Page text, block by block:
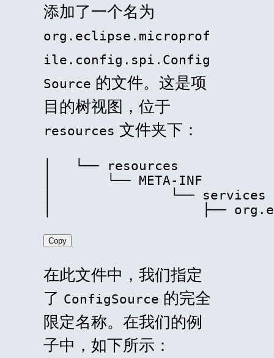
添加了一个名为
org.eclipse.microprof
ile.config.spi.Config
Source 的文件。这是项
目的树视图，位于
resources 文件夹下：
│   └── resources
│       └── META-INF
│               └── services
│                   ├──
Copy
在此文件中，我们指定
了 ConfigSource 的完全
限定名称。在我们的例
子中，如下所示：